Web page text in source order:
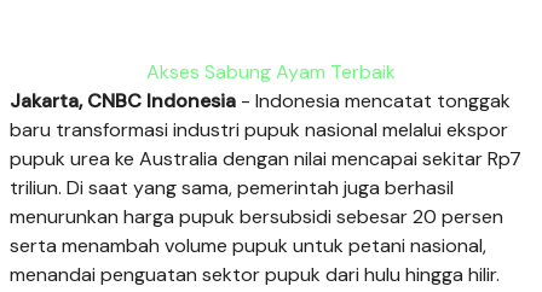
Akses Sabung Ayam Terbaik
Jakarta, CNBC Indonesia - Indonesia mencatat tonggak
baru transformasi industri pupuk nasional melalui ekspor
pupuk urea ke Australia dengan nilai mencapai sekitar Rp7
triliun. Di saat yang sama, pemerintah juga berhasil
menurunkan harga pupuk bersubsidi sebesar 20 persen
serta menambah volume pupuk untuk petani nasional,
menandai penguatan sektor pupuk dari hulu hingga hilir.